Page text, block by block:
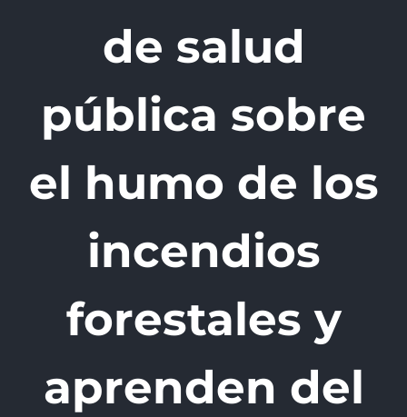
de salud
pública sobre
el humo de los
incendios
forestales y
aprenden del